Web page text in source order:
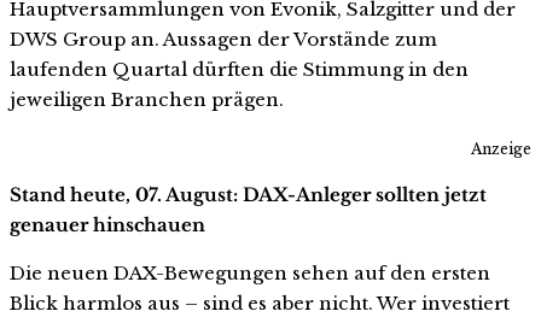
Hauptversammlungen von Evonik, Salzgitter und der
DWS Group an. Aussagen der Vorstände zum
laufenden Quartal dürften die Stimmung in den
jeweiligen Branchen prägen.
Anzeige
Stand heute, 07. August: DAX-Anleger sollten jetzt
genauer hinschauen
Die neuen DAX-Bewegungen sehen auf den ersten
Blick harmlos aus – sind es aber nicht. Wer investiert